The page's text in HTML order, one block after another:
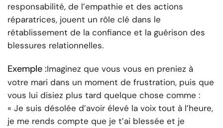
responsabilité, de l’empathie et des actions
réparatrices, jouent un rôle clé dans le
rétablissement de la confiance et la guérison des
blessures relationnelles.
Exemple :Imaginez que vous vous en preniez à
votre mari dans un moment de frustration, puis que
vous lui disiez plus tard quelque chose comme :
« Je suis désolée d’avoir élevé la voix tout à l’heure,
je me rends compte que je t’ai blessée et je